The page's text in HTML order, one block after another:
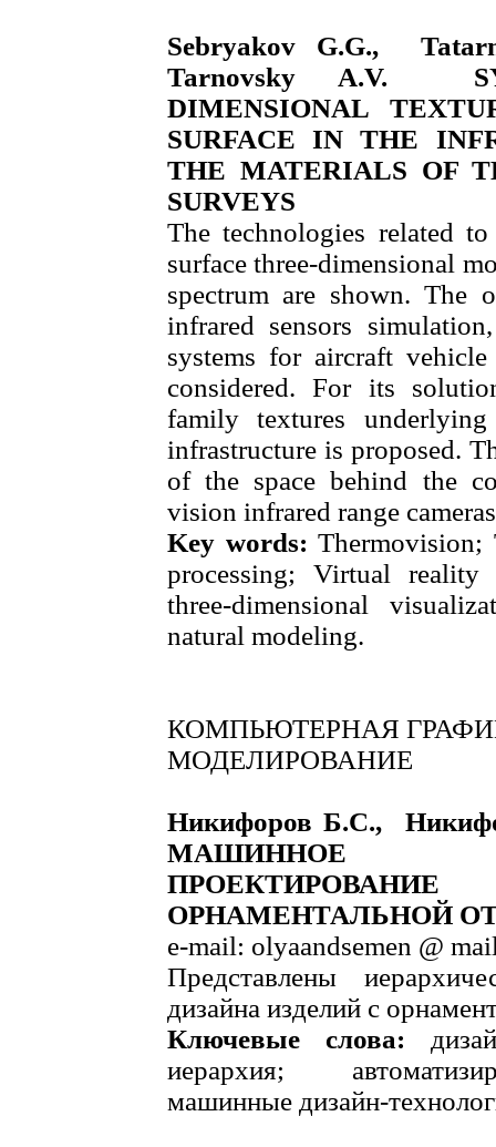
Sebryakov G.G.,
Tarnovsky A.V.
DIMENSIONAL
SURFACE IN THE
THE MATERIALS OF
SURVEYS
The technologies related
surface three-dimensional
spectrum are shown.
infrared sensors
systems for aircraft
considered. For its
family textures
infrastructure is proposed.
of the space behind the
vision infrared range
Key words: Thermovision;
processing; Virtual reality
three-dimensional
natural modeling.
КОМПЬЮТЕРНАЯ
МОДЕЛИРОВАНИЕ
Никифоров Б.С.,
МАШИННОЕ
ОРНАМЕНТАЛЬНОЙ
e-mail: olyaandsemen @
Представлены
дизайна изделий с
Ключевые слова:
иерархия;
машинные дизайн-